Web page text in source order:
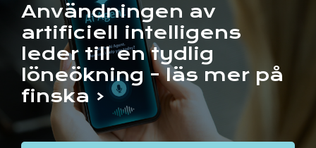
Användningen av
artificiell intelligens
leder till en tydlig
löneökning - läs mer på
finska